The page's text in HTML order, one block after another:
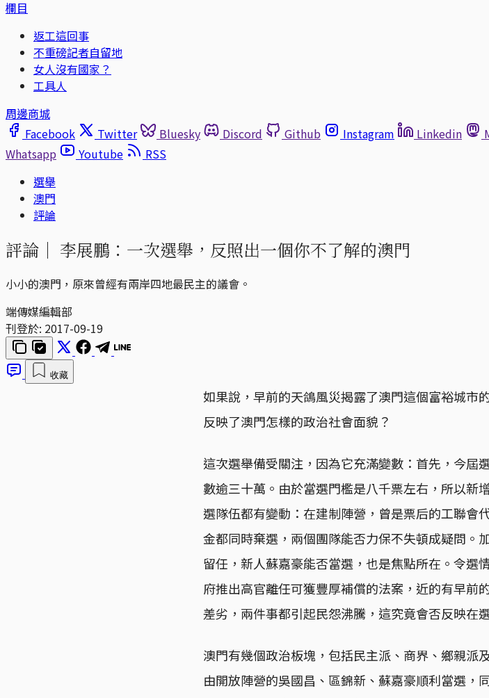
欄目
返工這回事
不重磅記者自留地
女人沒有國家？
工具人
周邊商城
Facebook
Twitter Bluesky Discord Github Instagram Linkedin
Whatsapp
Youtube
RSS
選舉
澳門
評論
評論｜ 李展鵬：一次選舉，反照出一個你不了解的澳門
小小的澳門，原來曾經有兩岸四地最民主的議會。
端傳媒編輯部
刊登於: 2017-09-19
收藏
如果說，早前的天鴿風災揭露了澳門這個富裕城市
反映了澳門怎樣的政治社會面貌？
這次選舉備受關注，因為它充滿變數：首先，今屆
數逾三十萬。由於當選門檻是八千票左右，所以新
選隊伍都有變動：在建制陣營，曾是票后的工聯會
金都同時棄選，兩個團隊能否力保不失頓成疑問。
留任，新人蘇嘉豪能否當選，也是焦點所在。令選
府推出高官離任可獲豐厚補償的法案，近的有早前
差劣，兩件事都引起民怨沸騰，這究竟會否反映在
澳門有幾個政治板塊，包括民主派、商界、鄉親派
由開放陣營的吳國昌、區錦新、蘇嘉豪順利當選，